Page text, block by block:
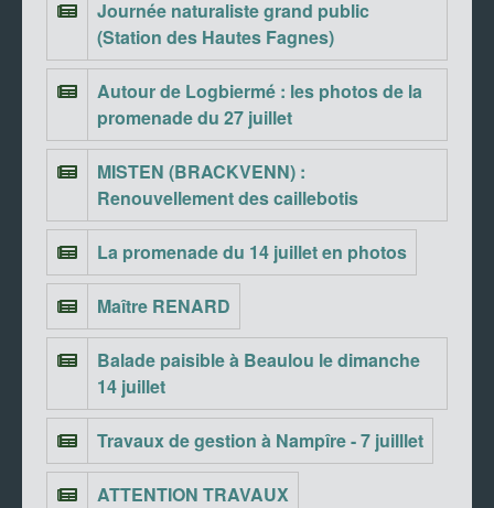
Journée naturaliste grand public
(Station des Hautes Fagnes)
Autour de Logbiermé : les photos de la
promenade du 27 juillet
MISTEN (BRACKVENN) :
Renouvellement des caillebotis
La promenade du 14 juillet en photos
Maître RENARD
Balade paisible à Beaulou le dimanche
14 juillet
Travaux de gestion à Nampîre - 7 juilllet
ATTENTION TRAVAUX